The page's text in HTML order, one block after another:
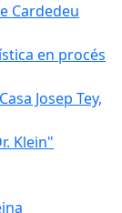
Cardedeu
en procés
Josep Tey,
Klein"